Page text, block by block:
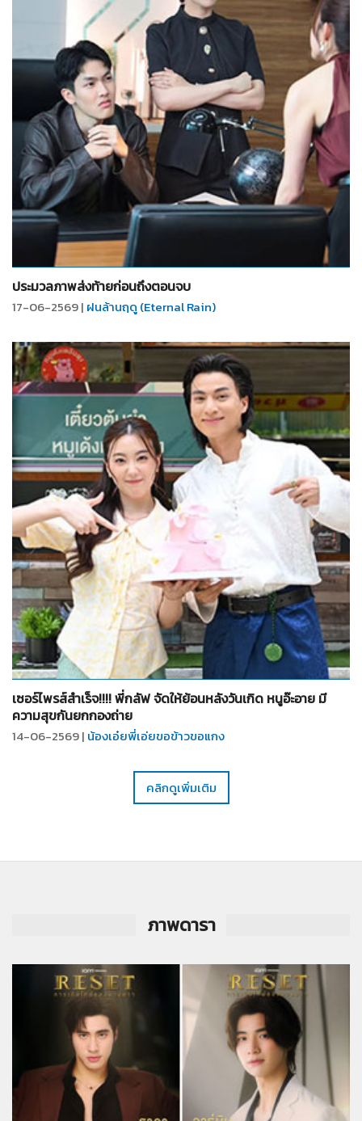
จำนวน20
ประมวลภาพส่งท้ายก่อนถึงตอนจบ
17-06-2569 | ฝนล้านฤดู (Eternal Rain)
จำนวน8รูป
เซอร์ไพรส์สำเร็จ!!!! พี่กลัฟ จัดให้ย้อนหลังวันเกิด หนูอ๊ะอาย มี
ความสุขกันยกกองถ่าย
14-06-2569 | น้องเอ๋ยพี่เอ่ยขอข้าวขอแกง
คลิกดูเพิ่มเติม
ภาพดารา